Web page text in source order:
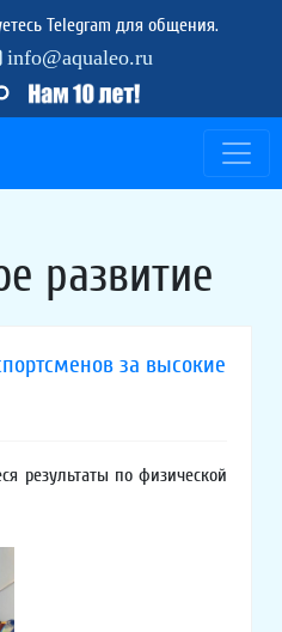
Telegram для общения.
info@aqualeo.ru
развитие
за высокие
результаты по физической